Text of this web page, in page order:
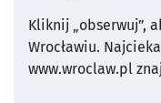
Kliknij „obserwuj”,
Wrocławiu.
www.wroclaw.pl